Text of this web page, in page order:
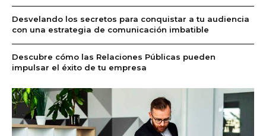
Desvelando los secretos para conquistar a tu audiencia
con una estrategia de comunicación imbatible
Descubre cómo las Relaciones Públicas pueden
impulsar el éxito de tu empresa